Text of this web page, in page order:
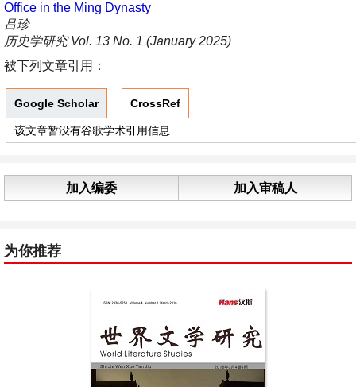
Office in the Ming Dynasty
吕珍
历史学研究 Vol. 13 No. 1 (January 2025)
被下列文章引用：
Google Scholar CrossRef
该文章暂没有谷歌学术引用信息.
加入编委 加入审稿人
为你推荐